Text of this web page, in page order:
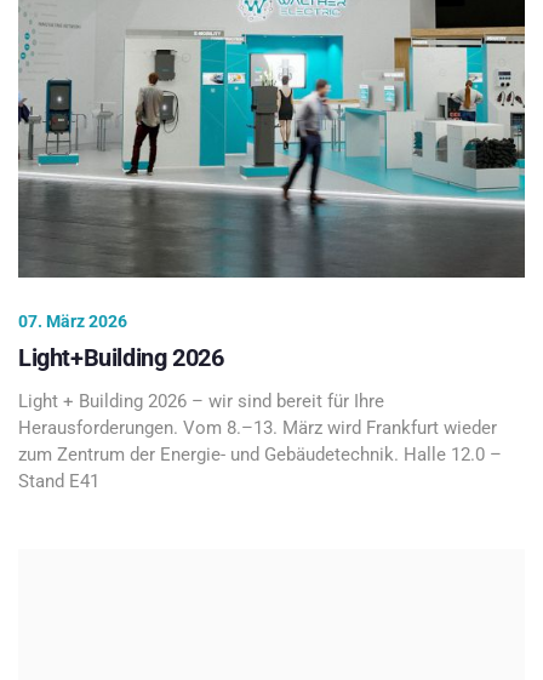
07. März 2026
Light+Building 2026
Light + Building 2026 – wir sind bereit für Ihre
Herausforderungen. Vom 8.–13. März wird Frankfurt wieder
zum Zentrum der Energie- und Gebäudetechnik. Halle 12.0 –
Stand E41